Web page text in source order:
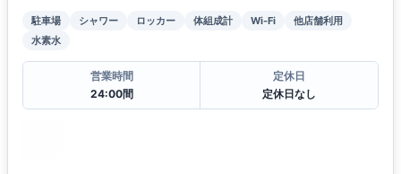
駐車場 シャワー ロッカー 体組成計 Wi-Fi
他店舗利用
水素水
営業時間
24:00間
定休日
定休日なし